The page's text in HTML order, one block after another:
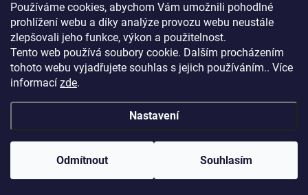
Používáme cookies, abychom Vám umožnili pohodlné
prohlížení webu a díky analýze provozu webu neustále
zlepšovali jeho funkce, výkon a použitelnost.
Tento web používá soubory cookie. Dalším procházením
tohoto webu vyjadřujete souhlas s jejich používáním.. Více
informací zde.
Nastavení
Odmítnout Souhlasím
Jak určit potřebný výkon klimatizace ?
Sestavování Multi-Split systémů
Samsung - Wind Free klimatizace - specialovaný web
Vytvořil Shoptet
Copyright 2026Baxx.cz. Všechna práva vyhrazena.Upravit nastavení